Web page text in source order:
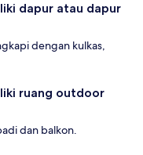
dapur atau dapur
dengan kulkas,
ruang outdoor
dan balkon.